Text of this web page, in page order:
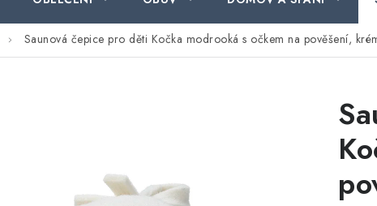
Saunová čepice pro děti Kočka modrooká s očkem na pověšení,